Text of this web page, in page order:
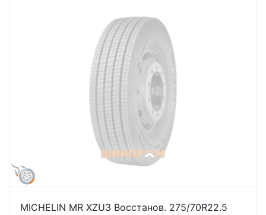
MICHELIN MR XZU3 Восстанов. 275/70R22.5